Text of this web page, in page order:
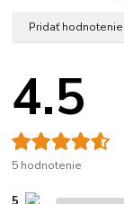
Pridať hodnotenie
4.5
5 hodnotenie